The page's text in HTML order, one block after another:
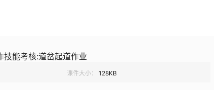
技能考核:道岔起道作业
课件大小： 128KB